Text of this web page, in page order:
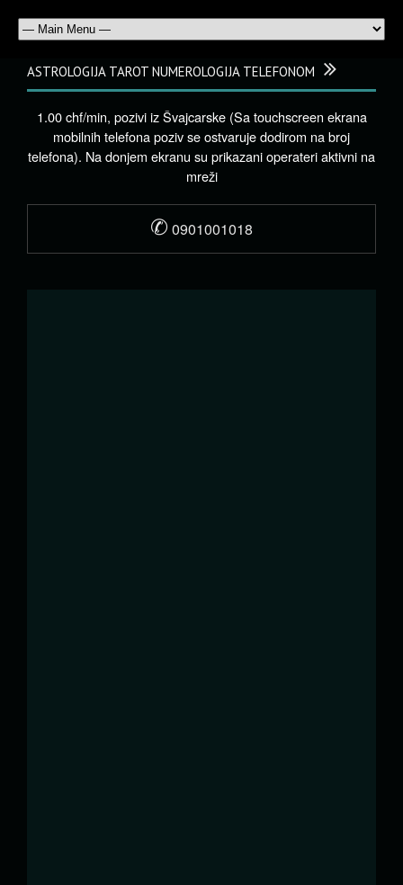
ASTROLOGIJA TAROT NUMEROLOGIJA TELEFONOM
1.00 chf/min, pozivi iz Švajcarske (Sa touchscreen ekrana
mobilnih telefona poziv se ostvaruje dodirom na broj
telefona). Na donjem ekranu su prikazani operateri aktivni na
mreži
✆ 0901001018